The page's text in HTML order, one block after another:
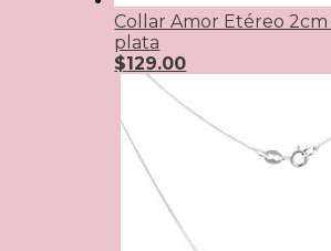
Collar Amor Etéreo 2cm
plata
$129.00